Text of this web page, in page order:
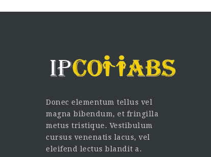
Donec elementum tellus vel
magna bibendum, et fringilla
metus tristique. Vestibulum
cursus venenatis lacus, vel
eleifend lectus blandit a.